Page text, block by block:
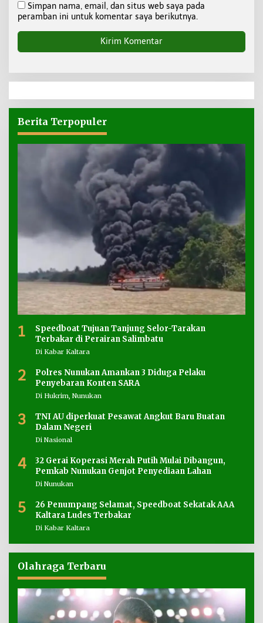
Simpan nama, email, dan situs web saya pada
peramban ini untuk komentar saya berikutnya.
Berita Terpopuler
1
Speedboat Tujuan Tanjung Selor-Tarakan
Terbakar di Perairan Salimbatu
Di Kabar Kaltara
2
Polres Nunukan Amankan 3 Diduga Pelaku
Penyebaran Konten SARA
Di Hukrim, Nunukan
3
TNI AU diperkuat Pesawat Angkut Baru Buatan
Dalam Negeri
Di Nasional
4
32 Gerai Koperasi Merah Putih Mulai Dibangun,
Pemkab Nunukan Genjot Penyediaan Lahan
Di Nunukan
5
26 Penumpang Selamat, Speedboat Sekatak AAA
Kaltara Ludes Terbakar
Di Kabar Kaltara
Olahraga Terbaru